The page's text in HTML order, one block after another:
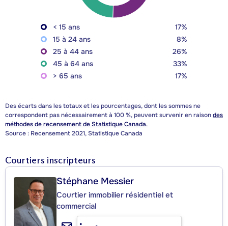
< 15 ans
17%
15 à 24 ans
8%
25 à 44 ans
26%
45 à 64 ans
33%
> 65 ans
17%
Des écarts dans les totaux et les pourcentages, dont les sommes ne
correspondent pas nécessairement à 100 %, peuvent survenir en raisondes
méthodes de recensement de Statistique Canada.
Source : Recensement 2021, Statistique Canada
Courtiers inscripteurs
Stéphane Messier
Courtier immobilier résidentiel et
commercial